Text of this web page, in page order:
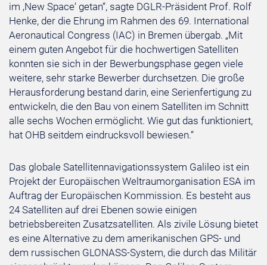
im ‚New Space‘ getan“, sagte DGLR-Präsident Prof. Rolf
Henke, der die Ehrung im Rahmen des 69. International
Aeronautical Congress (IAC) in Bremen übergab. „Mit
einem guten Angebot für die hochwertigen Satelliten
konnten sie sich in der Bewerbungsphase gegen viele
weitere, sehr starke Bewerber durchsetzen. Die große
Herausforderung bestand darin, eine Serienfertigung zu
entwickeln, die den Bau von einem Satelliten im Schnitt
alle sechs Wochen ermöglicht. Wie gut das funktioniert,
hat OHB seitdem eindrucksvoll bewiesen.“
Das globale Satellitennavigationssystem Galileo ist ein
Projekt der Europäischen Weltraumorganisation ESA im
Auftrag der Europäischen Kommission. Es besteht aus
24 Satelliten auf drei Ebenen sowie einigen
betriebsbereiten Zusatzsatelliten. Als zivile Lösung bietet
es eine Alternative zu dem amerikanischen GPS- und
dem russischen GLONASS-System, die durch das Militär